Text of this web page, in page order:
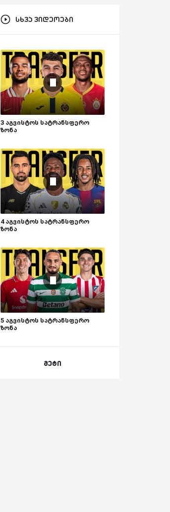
სხვა ვიდეოები
3 აგვისტოს სატრანსფერო
ზონა
4 აგვისტოს სატრანსფერო
ზონა
5 აგვისტოს სატრანსფერო
ზონა
მეტი